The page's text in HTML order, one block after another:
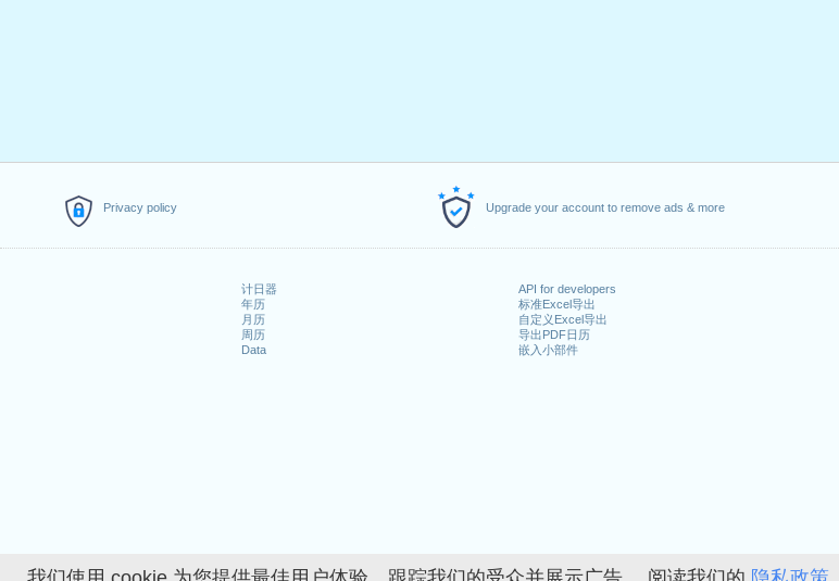
Privacy policy Upgrade your account to remove ads & more
计日器
年历
月历
周历
Data
API for developers
标准Excel导出
自定义Excel导出
导出PDF日历
嵌入小部件
: 2020年6月1日星期一
: 2020年12月25日星期五
1. Fête nationale suisse : 2020年8月1日星期六
2. Saint Étienne : 2020年12月26日星期六